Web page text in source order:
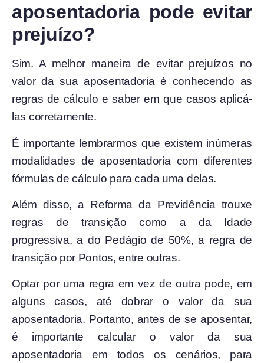
aposentadoria pode evitar
prejuízo?
Sim. A melhor maneira de evitar prejuízos no
valor da sua aposentadoria é conhecendo as
regras de cálculo e saber em que casos aplicá-
las corretamente.
É importante lembrarmos que existem inúmeras
modalidades de aposentadoria com diferentes
fórmulas de cálculo para cada uma delas.
Além disso, a Reforma da Previdência trouxe
regras de transição como a da Idade
progressiva, a do Pedágio de 50%, a regra de
transição por Pontos, entre outras.
Optar por uma regra em vez de outra pode, em
alguns casos, até dobrar o valor da sua
aposentadoria. Portanto, antes de se aposentar,
é importante calcular o valor da sua
aposentadoria em todos os cenários, para